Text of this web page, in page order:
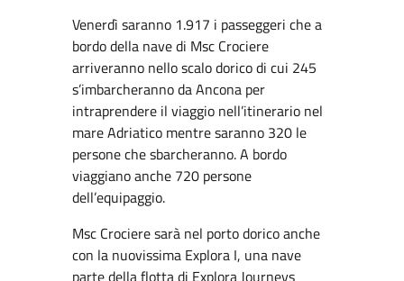
Venerdì saranno 1.917 i passeggeri che a
bordo della nave di Msc Crociere
arriveranno nello scalo dorico di cui 245
s’imbarcheranno da Ancona per
intraprendere il viaggio nell’itinerario nel
mare Adriatico mentre saranno 320 le
persone che sbarcheranno. A bordo
viaggiano anche 720 persone
dell’equipaggio.
Msc Crociere sarà nel porto dorico anche
con la nuovissima Explora I, una nave
parte della flotta di Explora Journeys